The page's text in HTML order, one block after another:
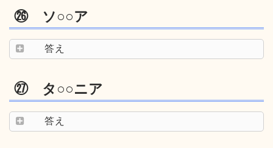
㉖ ソ○○ア
答え
㉗ タ○○ニア
答え